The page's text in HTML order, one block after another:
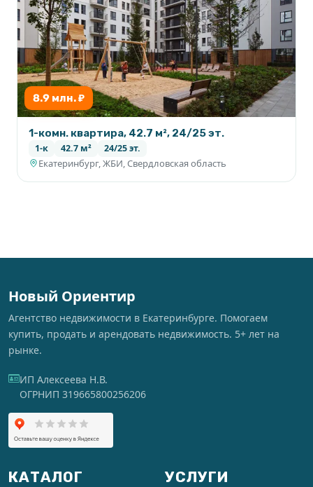
8.9 млн. ₽
1-комн. квартира, 42.7 м², 24/25 эт.
1-к 42.7 м² 24/25 эт.
Екатеринбург, ЖБИ, Свердловская область
Новый Ориентир
Агентство недвижимости в Екатеринбурге. Помогаем
купить, продать и арендовать недвижимость. 5+ лет на
рынке.
ИП Алексеева Н.В.
ОГРНИП 319665800256206
КАТАЛОГ УСЛУГИ